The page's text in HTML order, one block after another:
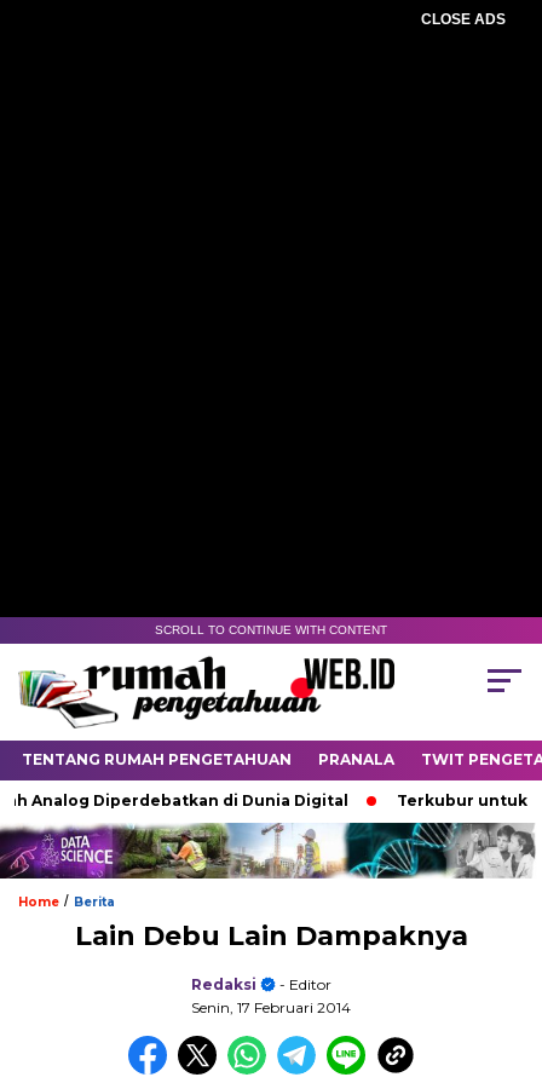
CLOSE ADS
SCROLL TO CONTINUE WITH CONTENT
TENTANG RUMAH PENGETAHUAN PRANALA TWIT
Analog Diperdebatkan di Dunia Digital Terkubur untuk
Home / Berita
Lain Debu Lain Dampaknya
Redaksi
- Editor
Senin, 17 Februari 2014